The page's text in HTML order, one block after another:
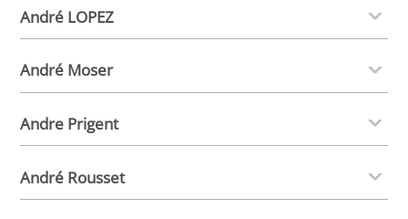
André LOPEZ
André Moser
Andre Prigent
André Rousset